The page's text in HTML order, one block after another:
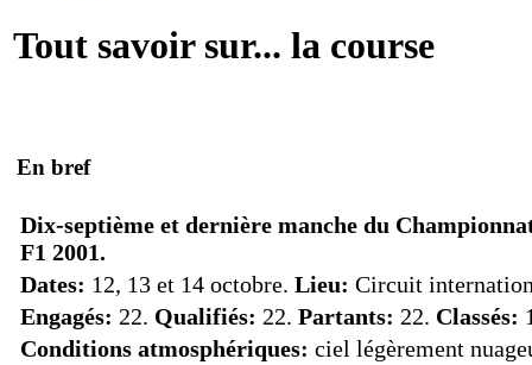
Tout savoir sur... la course
En bref
Dix-septième et dernière manche du
F1 2001.
Dates: 12, 13 et 14 octobre. Lieu: Circuit
Engagés: 22. Qualifiés: 22. Partants: 22. Classés:
Conditions atmosphériques: ciel légèrement